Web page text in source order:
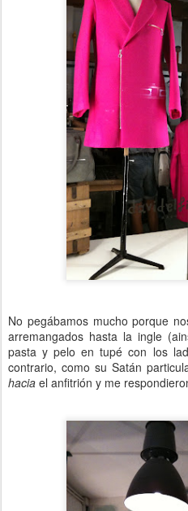
No pegábamos mucho porque
arremangados hasta la ingle
pasta y pelo en tupé con los
contrario, como su Satán
hacia el anfitrión y me